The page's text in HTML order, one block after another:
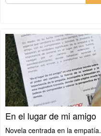
En el lugar de mi amigo
Novela centrada en la empatía.